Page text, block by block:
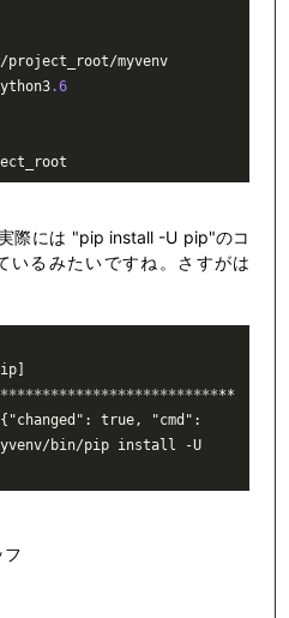
www/project_root/myvenv
.6
際には "pip install -U pip"のコ
いるみたいですね。さすがは
***************************
true, "cmd":
bin/pip install -U